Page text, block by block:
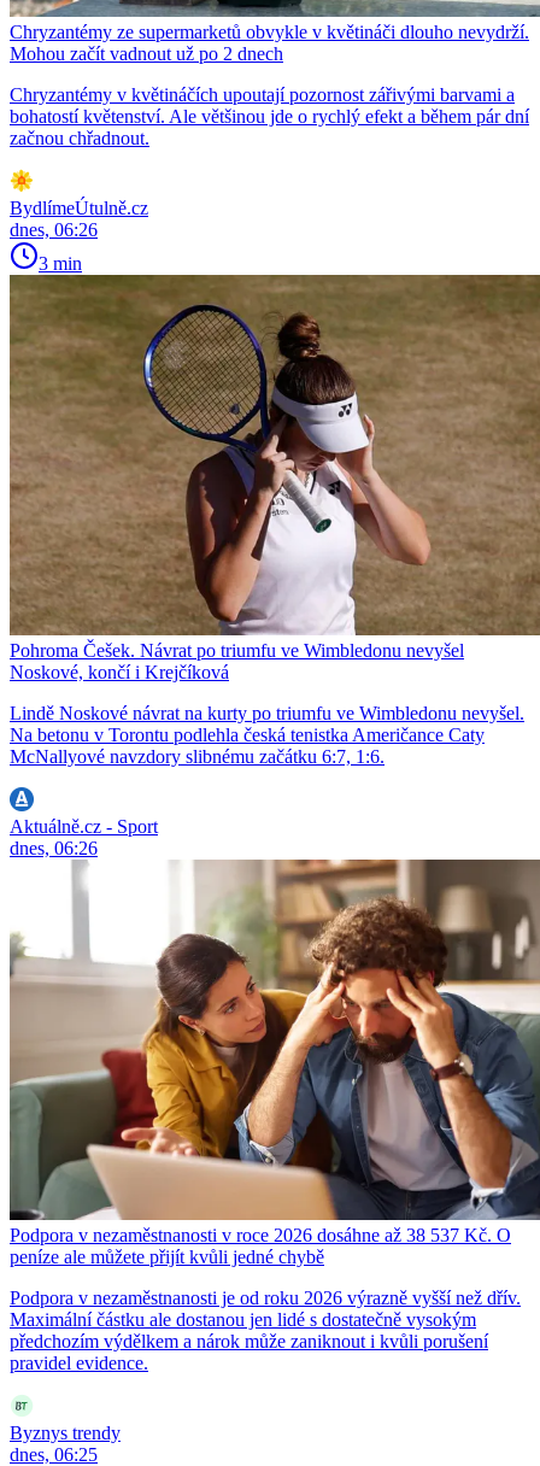
Chryzantémy ze supermarketů obvykle v květináči dlouho nevydrží.
Mohou začít vadnout už po 2 dnech
Chryzantémy v květináčích upoutají pozornost zářivými barvami a
bohatostí květenství. Ale většinou jde o rychlý efekt a během pár dní
začnou chřadnout.
BydlímeÚtulně.cz
dnes, 06:26
3 min
Pohroma Češek. Návrat po triumfu ve Wimbledonu nevyšel
Noskové, končí i Krejčíková
Lindě Noskové návrat na kurty po triumfu ve Wimbledonu nevyšel.
Na betonu v Torontu podlehla česká tenistka Američance Caty
McNallyové navzdory slibnému začátku 6:7, 1:6.
Aktuálně.cz - Sport
dnes, 06:26
Podpora v nezaměstnanosti v roce 2026 dosáhne až 38 537 Kč. O
peníze ale můžete přijít kvůli jedné chybě
Podpora v nezaměstnanosti je od roku 2026 výrazně vyšší než dřív.
Maximální částku ale dostanou jen lidé s dostatečně vysokým
předchozím výdělkem a nárok může zaniknout i kvůli porušení
pravidel evidence.
Byznys trendy
dnes, 06:25